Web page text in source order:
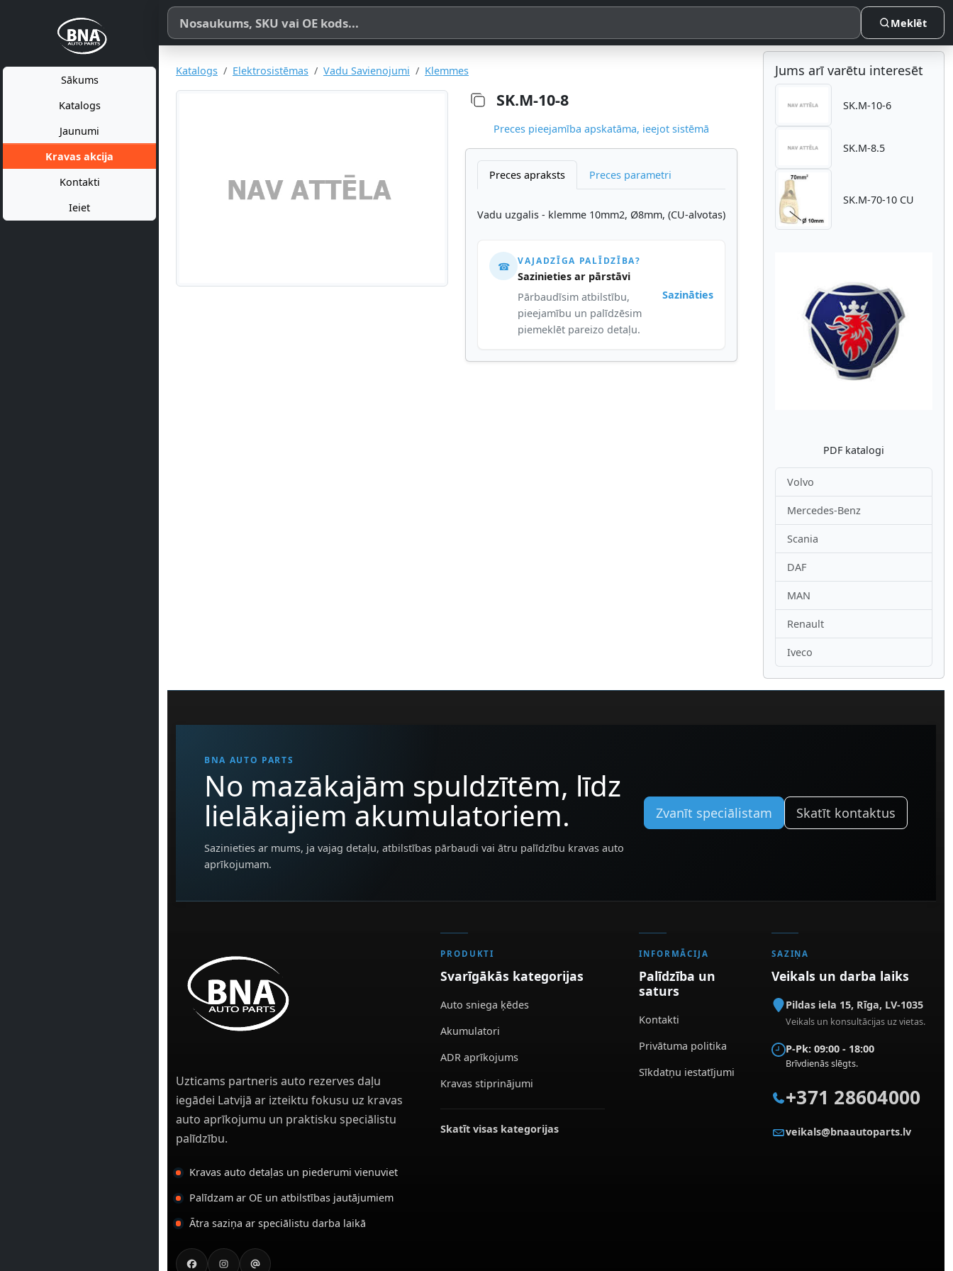
Sākums
Katalogs
Jaunumi
Kravas akcija
Kontakti
Ieiet
Meklēt pēc produkta nosaukuma, SKU vai OE koda
Meklēt
Katalogs Elektrosistēmas Vadu Savienojumi Klemmes
SK.M-10-8
Preces pieejamība apskatāma, ieejot sistēmā
Preces apraksts Preces parametri
Vadu uzgalis - klemme 10mm2, Ø8mm, (CU-alvotas)
☎ VAJADZĪGA PALĪDZĪBA?
Sazinieties ar pārstāvi
Pārbaudīsim atbilstību,
pieejamību un palīdzēsim
piemeklēt pareizo detaļu.
Sazināties
Jums arī varētu interesēt
SK.M-10-6
SK.M-8.5
SK.M-70-10 CU
Atpakaļ
PDF katalogi
Volvo
Mercedes-Benz
Scania
DAF
MAN
Renault
Iveco
BNA AUTO PARTS
No mazākajām spuldzītēm, līdz
lielākajiem akumulatoriem.
Sazinieties ar mums, ja vajag detaļu, atbilstības pārbaudi vai ātru palīdzību kravas auto
aprīkojumam.
Zvanīt speciālistam Skatīt kontaktus
Uzticams partneris auto rezerves daļu
iegādei Latvijā ar izteiktu fokusu uz kravas
auto aprīkojumu un praktisku speciālistu
palīdzību.
Kravas auto detaļas un piederumi vienuviet
Palīdzam ar OE un atbilstības jautājumiem
Ātra saziņa ar speciālistu darba laikā
PRODUKTI
Svarīgākās kategorijas
Auto sniega ķēdes
Akumulatori
ADR aprīkojums
Kravas stiprinājumi
Skatīt visas kategorijas
INFORMĀCIJA
Palīdzība un
saturs
Kontakti
Privātuma politika
Sīkdatņu iestatījumi
SAZIŅA
Veikals un darba laiks
Pildas iela 15, Rīga, LV-1035
Veikals un konsultācijas uz vietas.
P-Pk: 09:00 - 18:00
Brīvdienās slēgts.
+371 28604000
veikals@bnaautoparts.lv